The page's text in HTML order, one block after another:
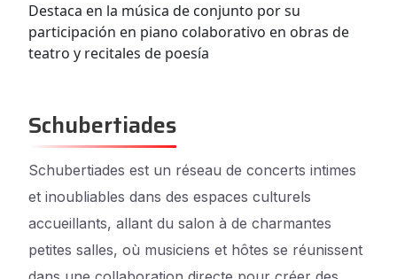
Destaca en la música de conjunto por su
participación en piano colaborativo en obras de
teatro y recitales de poesía
Schubertiades
Schubertiades est un réseau de concerts intimes
et inoubliables dans des espaces culturels
accueillants, allant du salon à de charmantes
petites salles, où musiciens et hôtes se réunissent